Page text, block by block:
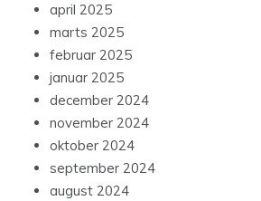
april 2025
marts 2025
februar 2025
januar 2025
december 2024
november 2024
oktober 2024
september 2024
august 2024